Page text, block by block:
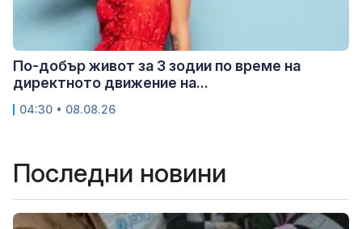
По-добър живот за 3 зодии по време на
директното движение на...
04:30 • 08.08.26
Последни новини